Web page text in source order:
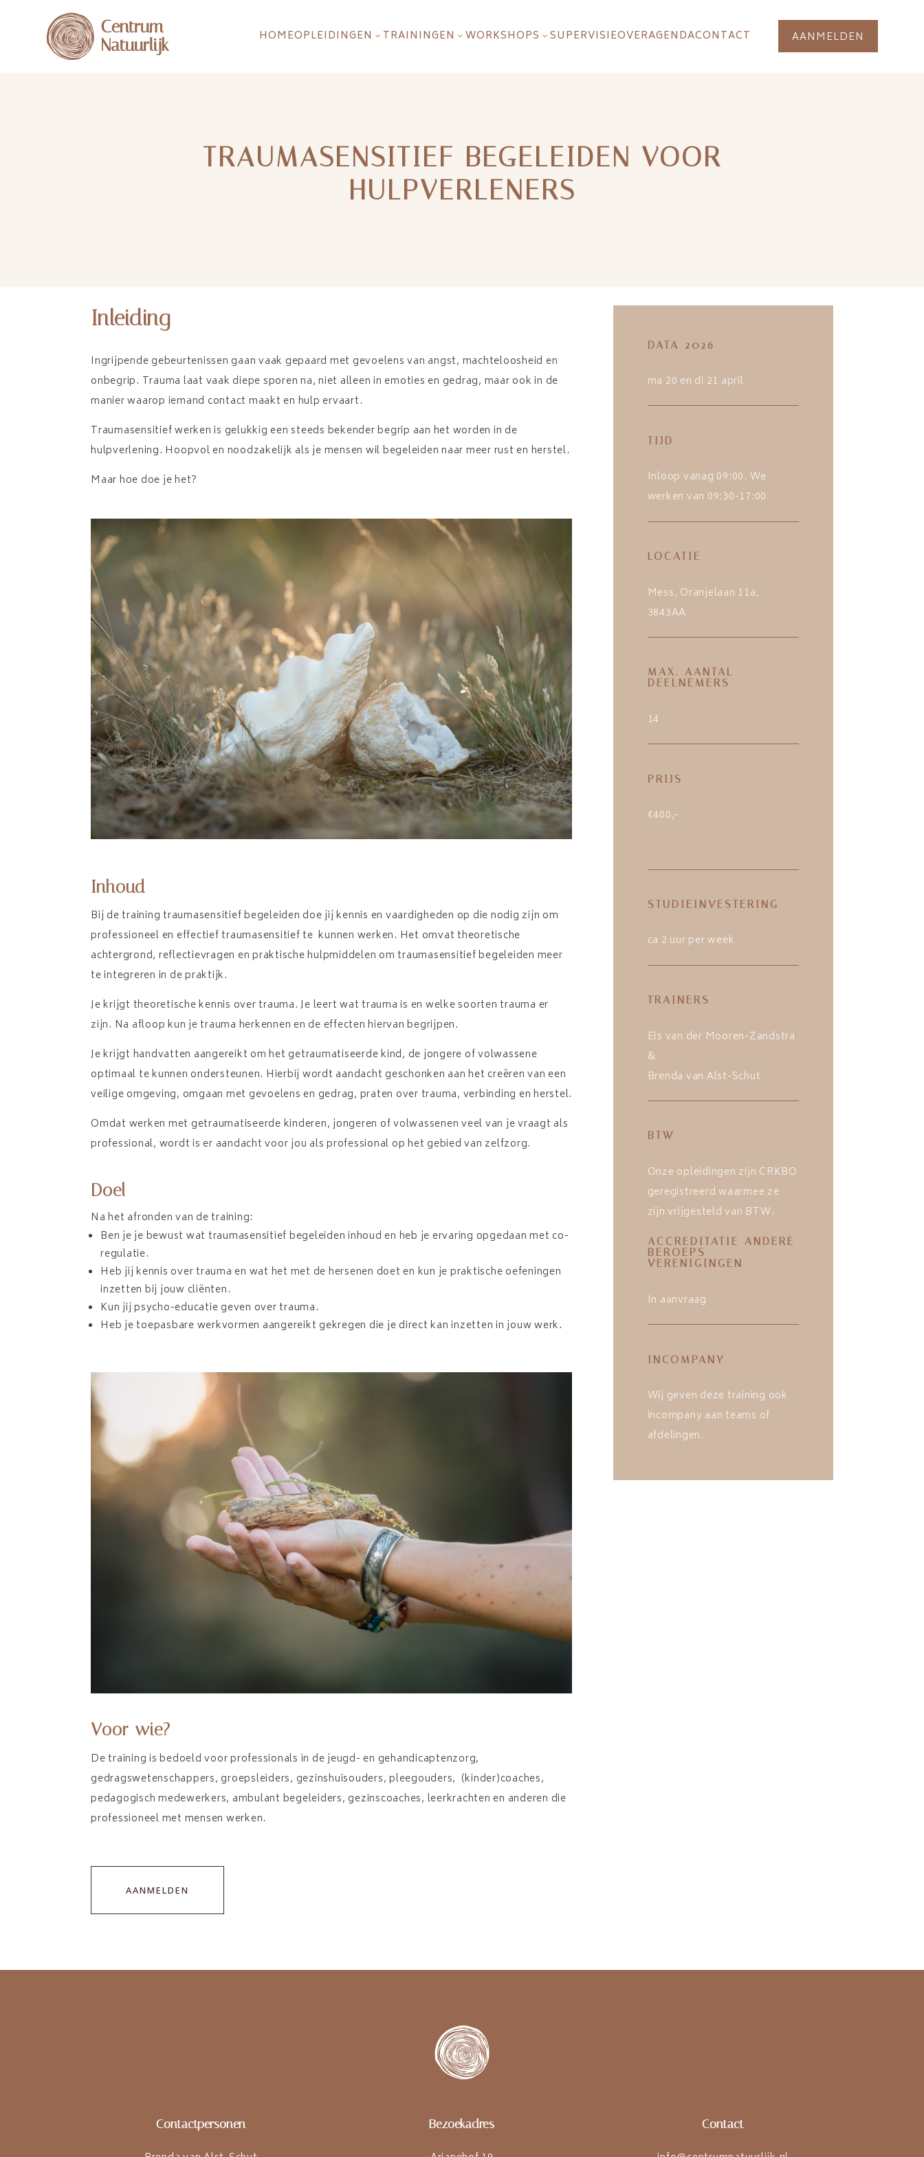
HOMEOPLEIDINGEN 3 TRAININGEN 3 WORKSHOPS 3 SUPERVISIEOVERAGENDACONTACT AANMELDEN
TRAUMASENSITIEF BEGELEIDEN VOOR
HULPVERLENERS
Inleiding
Ingrijpende gebeurtenissen gaan vaak gepaard met gevoelens van angst, machteloosheid en
onbegrip. Trauma laat vaak diepe sporen na, niet alleen in emoties en gedrag, maar ook in de
manier waarop iemand contact maakt en hulp ervaart.
Traumasensitief werken is gelukkig een steeds bekender begrip aan het worden in de
hulpverlening. Hoopvol en noodzakelijk als je mensen wil begeleiden naar meer rust en herstel.
Maar hoe doe je het?
Inhoud
Bij de training traumasensitief begeleiden doe jij kennis en vaardigheden op die nodig zijn om
professioneel en effectief traumasensitief te kunnen werken. Het omvat theoretische
achtergrond, reflectievragen en praktische hulpmiddelen om traumasensitief begeleiden meer
te integreren in de praktijk.
Je krijgt theoretische kennis over trauma. Je leert wat trauma is en welke soorten trauma er
zijn. Na afloop kun je trauma herkennen en de effecten hiervan begrijpen.
Je krijgt handvatten aangereikt om het getraumatiseerde kind, de jongere of volwassene
optimaal te kunnen ondersteunen. Hierbij wordt aandacht geschonken aan het creëren van een
veilige omgeving, omgaan met gevoelens en gedrag, praten over trauma, verbinding en herstel.
Omdat werken met getraumatiseerde kinderen, jongeren of volwassenen veel van je vraagt als
professional, wordt is er aandacht voor jou als professional op het gebied van zelfzorg.
Doel
Na het afronden van de training:
Ben je je bewust wat traumasensitief begeleiden inhoud en heb je ervaring opgedaan met co-
regulatie.
Heb jij kennis over trauma en wat het met de hersenen doet en kun je praktische oefeningen
inzetten bij jouw cliënten.
Kun jij psycho-educatie geven over trauma.
Heb je toepasbare werkvormen aangereikt gekregen die je direct kan inzetten in jouw werk.
Voor wie?
De training is bedoeld voor professionals in de jeugd- en gehandicaptenzorg,
gedragswetenschappers, groepsleiders, gezinshuisouders, pleegouders, (kinder)coaches,
pedagogisch medewerkers, ambulant begeleiders, gezinscoaches, leerkrachten en anderen die
professioneel met mensen werken.
AANMELDEN
DATA 2026
ma 20 en di 21 april
TIJD
Inloop vanag 09:00. We
werken van 09:30-17:00
LOCATIE
Mess, Oranjelaan 11a,
3843AA
MAX. AANTAL
DEELNEMERS
14
PRIJS
€400,-
STUDIEINVESTERING
ca 2 uur per week
TRAINERS
Els van der Mooren-Zandstra
&
Brenda van Alst-Schut
BTW
Onze opleidingen zijn CRKBO
geregistreerd waarmee ze
zijn vrijgesteld van BTW.
ACCREDITATIE ANDERE
BEROEPS-
VERENIGINGEN
In aanvraag
INCOMPANY
Wij geven deze training ook
incompany aan teams of
afdelingen.
Contactpersonen Bezoekadres Contact